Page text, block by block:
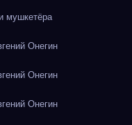
мушкетёра
Онегин
Онегин
Онегин